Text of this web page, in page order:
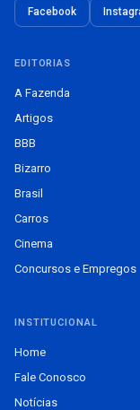
Facebook
EDITORIAS
A Fazenda
Artigos
BBB
Bizarro
Brasil
Carros
Cinema
Concursos e Empregos
INSTITUCIONAL
Home
Fale Conosco
Notícias